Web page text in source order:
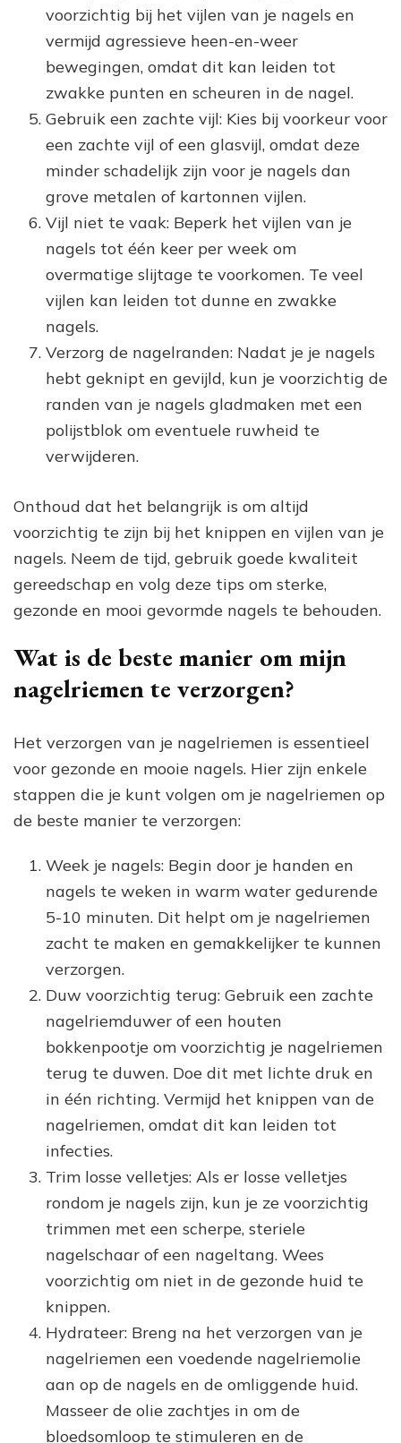
voorzichtig bij het vijlen van je nagels en
vermijd agressieve heen-en-weer
bewegingen, omdat dit kan leiden tot
zwakke punten en scheuren in de nagel.
Gebruik een zachte vijl: Kies bij voorkeur voor
een zachte vijl of een glasvijl, omdat deze
minder schadelijk zijn voor je nagels dan
grove metalen of kartonnen vijlen.
Vijl niet te vaak: Beperk het vijlen van je
nagels tot één keer per week om
overmatige slijtage te voorkomen. Te veel
vijlen kan leiden tot dunne en zwakke
nagels.
Verzorg de nagelranden: Nadat je je nagels
hebt geknipt en gevijld, kun je voorzichtig de
randen van je nagels gladmaken met een
polijstblok om eventuele ruwheid te
verwijderen.
Onthoud dat het belangrijk is om altijd
voorzichtig te zijn bij het knippen en vijlen van je
nagels. Neem de tijd, gebruik goede kwaliteit
gereedschap en volg deze tips om sterke,
gezonde en mooi gevormde nagels te behouden.
Wat is de beste manier om mijn
nagelriemen te verzorgen?
Het verzorgen van je nagelriemen is essentieel
voor gezonde en mooie nagels. Hier zijn enkele
stappen die je kunt volgen om je nagelriemen op
de beste manier te verzorgen:
Week je nagels: Begin door je handen en
nagels te weken in warm water gedurende
5-10 minuten. Dit helpt om je nagelriemen
zacht te maken en gemakkelijker te kunnen
verzorgen.
Duw voorzichtig terug: Gebruik een zachte
nagelriemduwer of een houten
bokkenpootje om voorzichtig je nagelriemen
terug te duwen. Doe dit met lichte druk en
in één richting. Vermijd het knippen van de
nagelriemen, omdat dit kan leiden tot
infecties.
Trim losse velletjes: Als er losse velletjes
rondom je nagels zijn, kun je ze voorzichtig
trimmen met een scherpe, steriele
nagelschaar of een nageltang. Wees
voorzichtig om niet in de gezonde huid te
knippen.
Hydrateer: Breng na het verzorgen van je
nagelriemen een voedende nagelriemolie
aan op de nagels en de omliggende huid.
Masseer de olie zachtjes in om de
bloedsomloop te stimuleren en de